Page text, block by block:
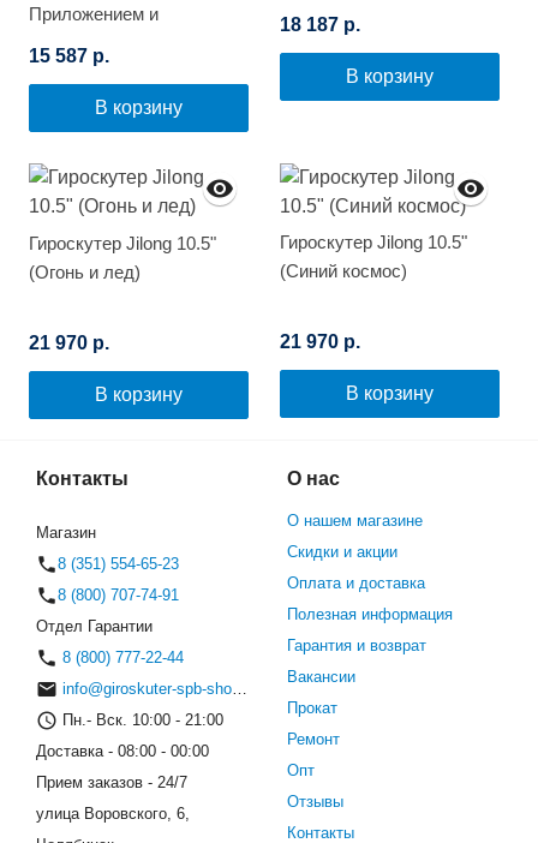
Приложением и
Самобалансировкой
(Граффити)
15 587 р.
В корзину
(Граффити)
18 187 р.
В корзину
Гироскутер Jilong 10.5"
(Огонь и лед)
21 970 р.
В корзину
Гироскутер Jilong 10.5"
(Синий космос)
21 970 р.
В корзину
Контакты
Магазин
8 (351) 554-65-23
8 (800) 707-74-91
Отдел Гарантии
8 (800) 777-22-44
info@giroskuter-spb-shop.ru
Пн.- Вск. 10:00 - 21:00
Доставка - 08:00 - 00:00
Прием заказов - 24/7
улица Воровского, 6,
О нас
О нашем магазине
Скидки и акции
Оплата и доставка
Полезная информация
Гарантия и возврат
Вакансии
Прокат
Ремонт
Опт
Отзывы
Контакты